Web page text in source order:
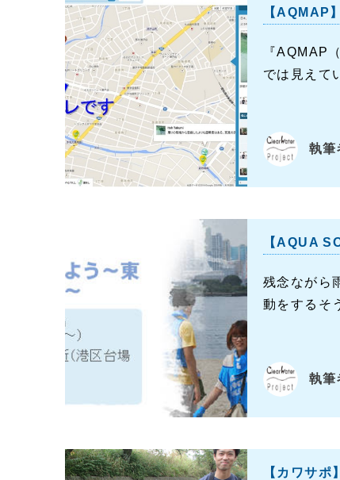
【AQMAP
『AQMAP
では見えて
執筆
【AQUA
残念ながら
動をするそ
執筆
【カワサ